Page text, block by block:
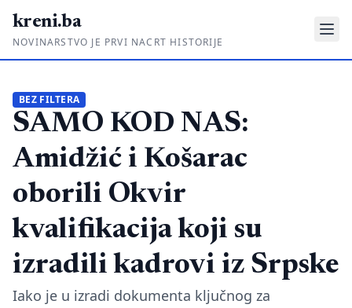
kreni.ba
NOVINARSTVO JE PRVI NACRT HISTORIJE
Priče sa ruba
Ponos i glas
Daljinski u ruke
O nama
Impressum
BEZ FILTERA
SAMO KOD NAS:
Amidžić i Košarac
oborili Okvir
kvalifikacija koji su
izradili kadrovi iz Srpske
Iako je u izradi dokumenta ključnog za